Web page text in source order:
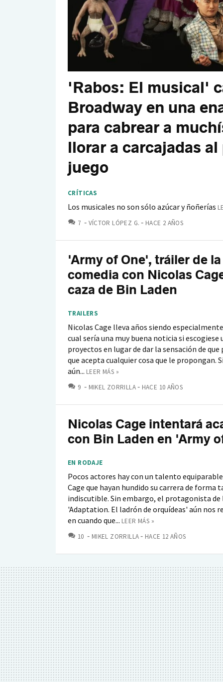
'Rabos: El musical'
Broadway en una
para cabrear a
llorar a carcajadas
juego
CRÍTICAS
Los musicales no son sólo azúcar y ñoñerías
7 COMENTARIOS
VÍCTOR LÓPEZ G. HACE 2 AÑOS
'Army of One', tráiler de
comedia con Nicolas
caza de Bin Laden
TRAILERS
Nicolas Cage lleva años siendo
cual sería una muy buena noticia si escogiese
proyectos en lugar de dar la sensación de que
que acepta cualquier cosa que le propongan.
aún... LEER MÁS »
9 COMENTARIOS
MIKEL ZORRILLA HACE 10 AÑOS
Nicolas Cage intentará
con Bin Laden en 'Army
EN RODAJE
Pocos actores hay con un talento
Cage que hayan hundido su carrera de forma
indiscutible. Sin embargo, el protagonista de
'Adaptation. El ladrón de orquídeas' aún nos
en cuando que... LEER MÁS »
10 COMENTARIOS
MIKEL ZORRILLA HACE 12 AÑOS